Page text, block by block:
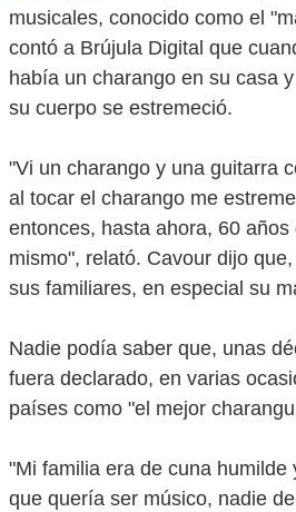
musicales, conocido como el
contó a Brújula Digital que
había un charango en su casa
su cuerpo se estremeció.
"Vi un charango y una guitarra
al tocar el charango me
entonces, hasta ahora, 60
mismo", relató. Cavour dijo
sus familiares, en especial su
Nadie podía saber que, unas
fuera declarado, en varias
países como "el mejor
"Mi familia era de cuna humilde
que quería ser músico, nadie